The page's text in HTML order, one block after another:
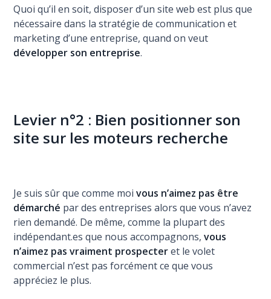
Quoi qu’il en soit, disposer d’un site web est plus que
nécessaire dans la stratégie de communication et
marketing d’une entreprise, quand on veut
développer son entreprise.
Levier n°2 : Bien positionner son
site sur les moteurs recherche
Je suis sûr que comme moivous n’aimez pas être
démarché par des entreprises alors que vous n’avez
rien demandé. De même, comme la plupart des
indépendant.es que nous accompagnons,vous
n’aimez pas vraiment prospecteret le volet
commercial n’est pas forcément ce que vous
appréciez le plus.